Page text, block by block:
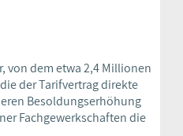
von dem etwa 2,4 Millionen
der Tarifvertrag direkte
Besoldungserhöhung
Fachgewerkschaften die